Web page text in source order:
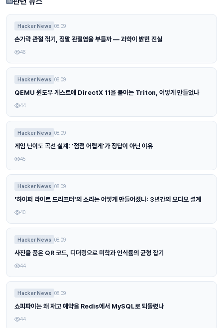
Hacker News 08.09
손가락 관절 꺾기, 정말 관절염을 부를까 — 과학이 밝힌 진실
46
Hacker News 08.09
QEMU 윈도우 게스트에 DirectX 11을 붙이는 Triton, 어떻게 만들었나
44
Hacker News 08.09
게임 난이도 곡선 설계: '점점 어렵게'가 정답이 아닌 이유
45
Hacker News 08.09
'하이퍼 라이트 드리프터'의 소리는 어떻게 만들어졌나: 3년간의 오디오 설계
40
Hacker News 08.09
사진을 품은 QR 코드, 디더링으로 미학과 인식률의 균형 잡기
44
Hacker News 08.09
쇼피파이는 왜 재고 예약을 Redis에서 MySQL로 되돌렸나
44